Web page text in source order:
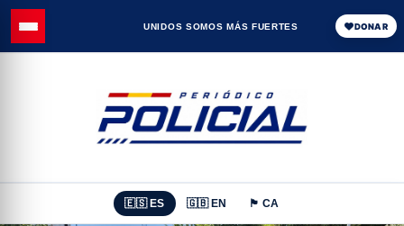
UNIDOS SOMOS MÁS FUERTES DONAR
🇪🇸 ES 🇬🇧 EN 🏴 CA